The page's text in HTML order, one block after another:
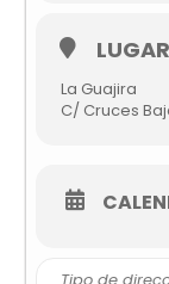
LUGAR
La Guajira
C/ Cruces